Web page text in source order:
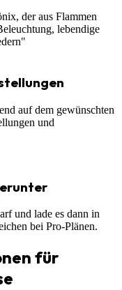
der aus Flammen
lebendige
auf dem gewünschten
und
und lade es dann in
bei Pro-Plänen.
für